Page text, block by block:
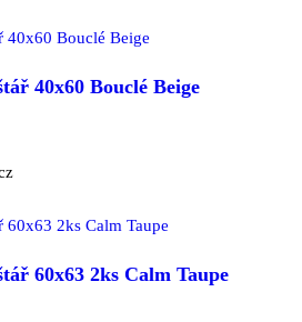
40x60 Bouclé Beige
60x63 2ks Calm Taupe